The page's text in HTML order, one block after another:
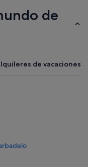
de
de vacaciones